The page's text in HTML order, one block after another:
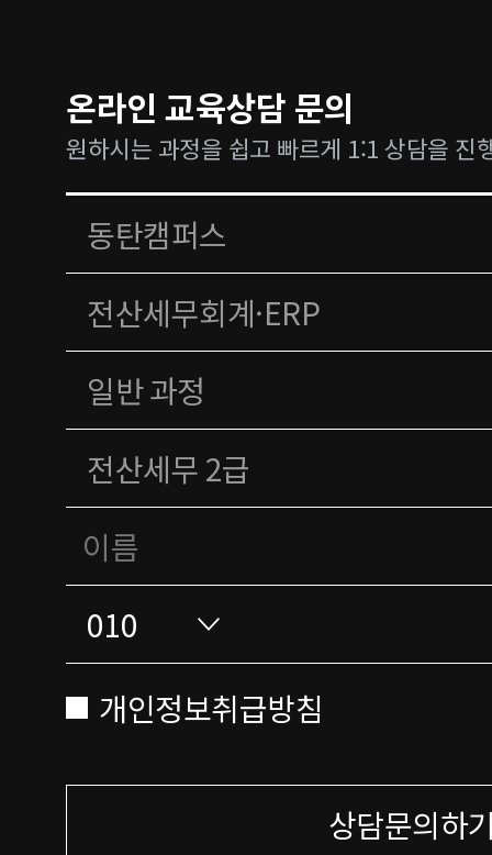
온라인 교육상담 문의
원하시는 과정을 쉽고 빠르게 1:1 상담을 진
개인정보취급방침
상담문의하